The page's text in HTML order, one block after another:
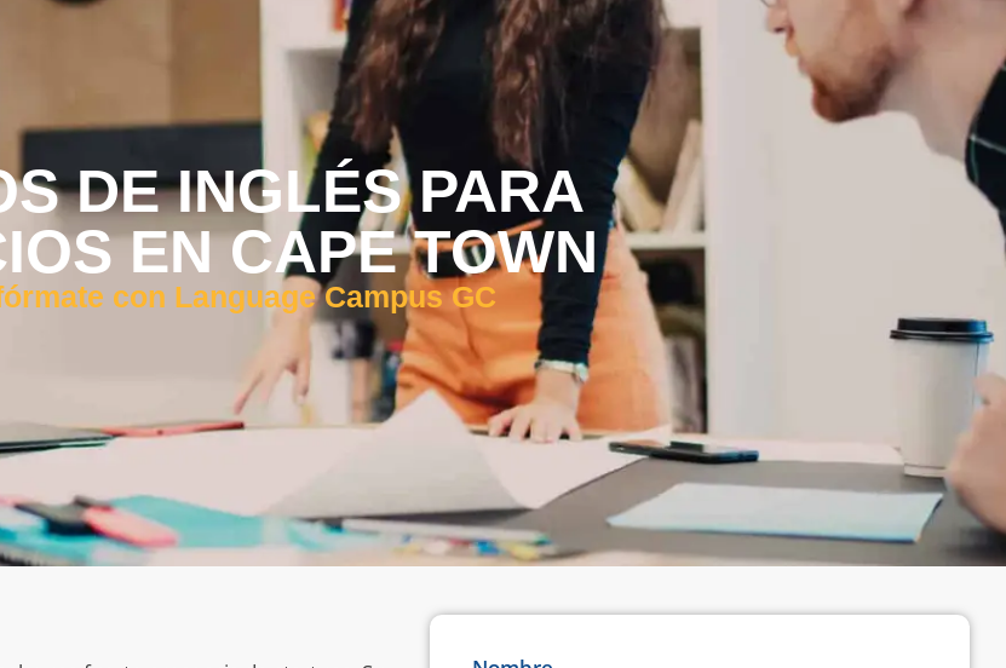
DE INGLÉS PARA
EN CAPE TOWN
con Language Campus GC